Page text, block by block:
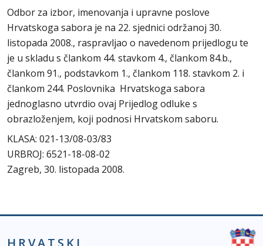
Odbor za izbor, imenovanja i upravne poslove
Hrvatskoga sabora je na 22. sjednici održanoj 30.
listopada 2008., raspravljao o navedenom prijedlogu te
je u skladu s člankom 44. stavkom 4., člankom 84.b.,
člankom 91., podstavkom 1., člankom 118. stavkom 2. i
člankom 244. Poslovnika Hrvatskoga sabora
jednoglasno utvrdio ovaj Prijedlog odluke s
obrazloženjem, koji podnosi Hrvatskom saboru.
KLASA: 021-13/08-03/83
URBROJ: 6521-18-08-02
Zagreb, 30. listopada 2008.
HRVATSKI